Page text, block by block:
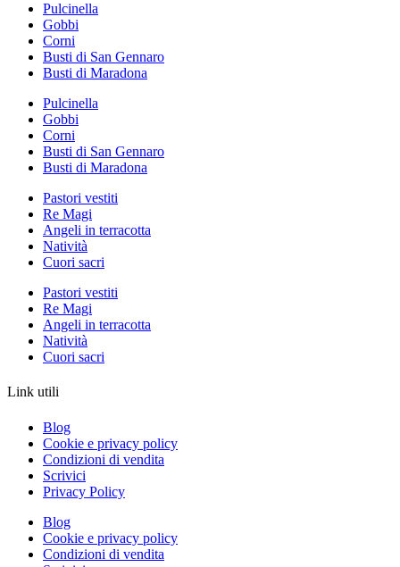
Pulcinella
Gobbi
Corni
Busti di San Gennaro
Busti di Maradona
Pulcinella
Gobbi
Corni
Busti di San Gennaro
Busti di Maradona
Pastori vestiti
Re Magi
Angeli in terracotta
Natività
Cuori sacri
Pastori vestiti
Re Magi
Angeli in terracotta
Natività
Cuori sacri
Link utili
Blog
Cookie e privacy policy
Condizioni di vendita
Scrivici
Privacy Policy
Blog
Cookie e privacy policy
Condizioni di vendita